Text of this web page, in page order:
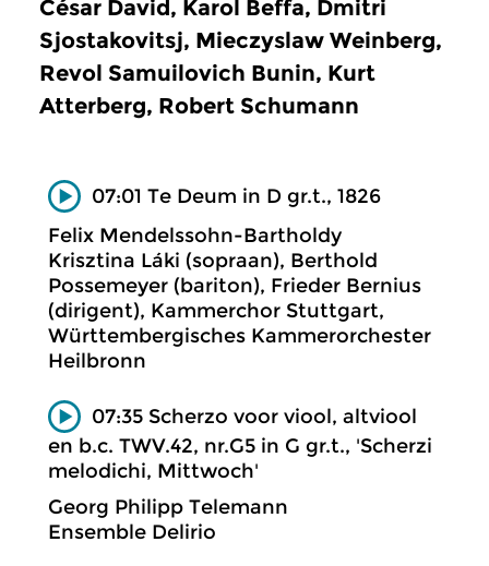
César David, Karol Beffa, Dmitri
Sjostakovitsj, Mieczyslaw Weinberg,
Revol Samuilovich Bunin, Kurt
Atterberg, Robert Schumann
07:01 Te Deum in D gr.t., 1826
Felix Mendelssohn-Bartholdy
Krisztina Láki (sopraan), Berthold
Possemeyer (bariton), Frieder Bernius
(dirigent), Kammerchor Stuttgart,
Württembergisches Kammerorchester
Heilbronn
07:35 Scherzo voor viool, altviool
en b.c. TWV.42, nr.G5 in G gr.t., 'Scherzi
melodichi, Mittwoch'
Georg Philipp Telemann
Ensemble Delirio